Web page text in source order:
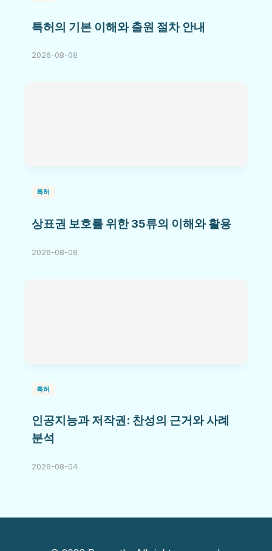
특허의 기본 이해와 출원 절차 안내
2026-08-08
특허
상표권 보호를 위한 35류의 이해와 활용
2026-08-08
특허
인공지능과 저작권: 찬성의 근거와 사례
분석
2026-08-04